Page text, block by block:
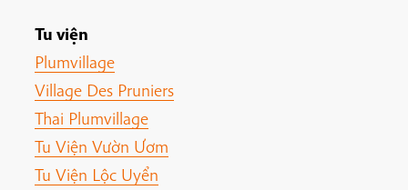
Tu viện
Plumvillage
Village Des Pruniers
Thai Plumvillage
Tu Viện Vườn Ươm
Tu Viện Lộc Uyển